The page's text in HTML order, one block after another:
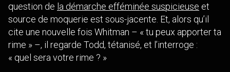
question de la démarche efféminée suspicieuse et
source de moquerie est sous-jacente. Et, alors qu’il
cite une nouvelle fois Whitman – « tu peux apporter ta
rime » –, il regarde Todd, tétanisé, et l’interroge :
« quel sera votre rime ? »